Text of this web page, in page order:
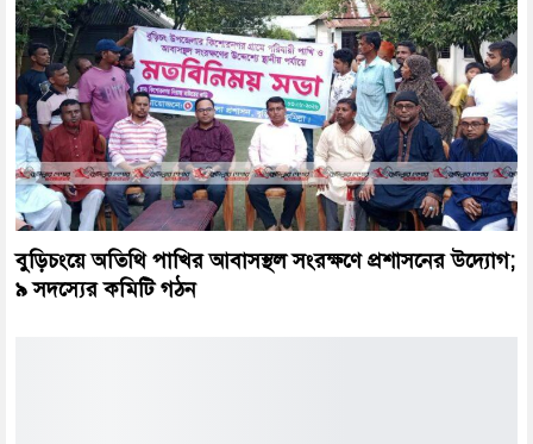
বুড়িচংয়ে অতিথি পাখির আবাসস্থল সংরক্ষণে প্রশাসনের উদ্যোগ;
৯ সদস্যের কমিটি গঠন